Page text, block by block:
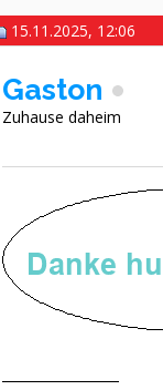
15.11.2025, 12:06
Gaston
Zuhause daheim